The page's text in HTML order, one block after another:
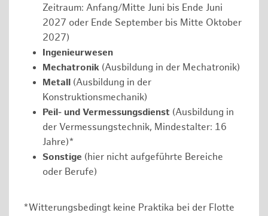
Zeitraum: Anfang/Mitte Juni bis Ende Juni
2027 oder Ende September bis Mitte Oktober
2027)
Ingenieurwesen
Mechatronik (Ausbildung in der Mechatronik)
Metall (Ausbildung in der
Konstruktionsmechanik)
Peil- und Vermessungsdienst (Ausbildung in
der Vermessungstechnik, Mindestalter: 16
Jahre)*
Sonstige (hier nicht aufgeführte Bereiche
oder Berufe)
*Witterungsbedingt keine Praktika bei der Flotte